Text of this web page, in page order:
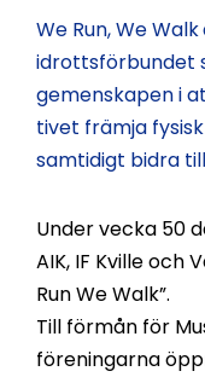
We Run, We
idrotts­för­bun­det
gemen­skapen i
tivet främ­ja
sam­tidigt bidra
Under vecka 50
AIK, IF Kville och
Run We Walk”.
Till förmån för
föreningarna